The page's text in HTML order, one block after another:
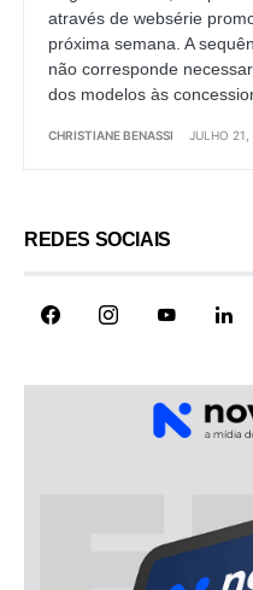
através de websérie
próxima semana. A
não corresponde
dos modelos às
CHRISTIANE BENASSI JULHO 21,
REDES SOCIAIS